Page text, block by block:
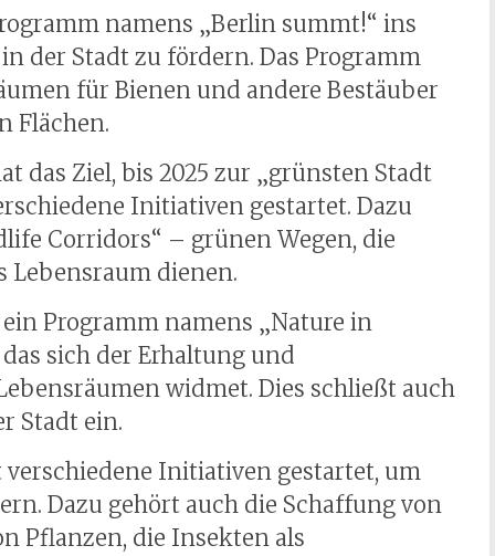
namens „Berlin summt!“ ins
der Stadt zu fördern. Das Programm
für Bienen und andere Bestäuber
Flächen.
das Ziel, bis 2025 zur „grünsten Stadt
Initiativen gestartet. Dazu
Corridors“ – grünen Wegen, die
Lebensraum dienen.
ein Programm namens „Nature in
sich der Erhaltung und
widmet. Dies schließt auch
Stadt ein.
verschiedene Initiativen gestartet, um
Dazu gehört auch die Schaffung von
Pflanzen, die Insekten als